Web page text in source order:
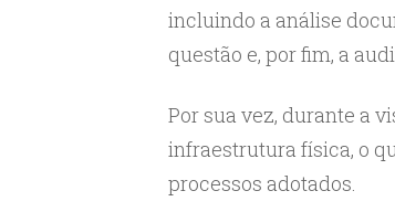
incluindo a análise
questão e, por fim, a
Por sua vez, durante a
infraestrutura física, o
processos adotados.